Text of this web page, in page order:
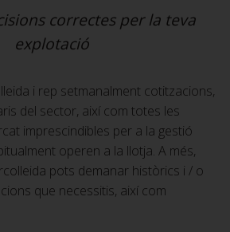
correctes per la teva
explotació
i rep setmanalment cotitzacions,
del sector, així com totes les
imprescindibles per a la gestió
operen a la llotja. A més,
pots demanar històrics i / o
que necessitis, així com